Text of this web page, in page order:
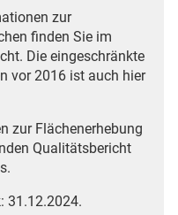
zur
finden Sie im
Die eingeschränkte
vor 2016 ist auch hier
zur Flächenerhebung
Qualitätsbericht
31.12.2024.